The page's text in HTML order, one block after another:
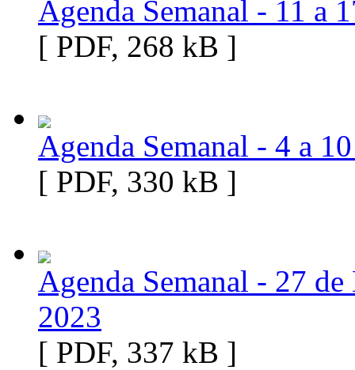
Agenda Semanal - 11 a
[ PDF, 268 kB ]
Agenda Semanal - 4 a
[ PDF, 330 kB ]
Agenda Semanal - 27
2023
[ PDF, 337 kB ]